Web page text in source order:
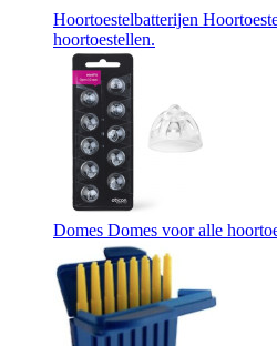
Hoortoestelbatterijen
hoortoestellen.
Domes Domes voor alle